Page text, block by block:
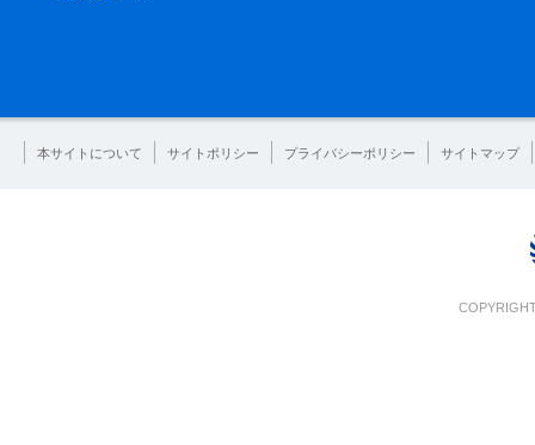
本サイトについて サイトポリシー プライバシーポリシー サイトマップ